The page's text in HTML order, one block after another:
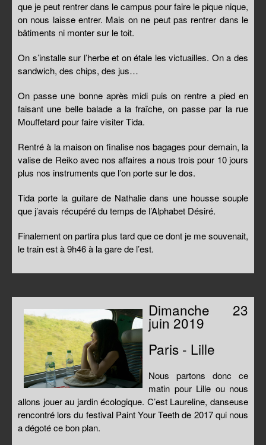
que je peut rentrer dans le campus pour faire le pique nique,
on nous laisse entrer. Mais on ne peut pas rentrer dans le
bâtiments ni monter sur le toit.
On s’installe sur l’herbe et on étale les victuailles. On a des
sandwich, des chips, des jus…
On passe une bonne après midi puis on rentre a pied en
faisant une belle balade a la fraîche, on passe par la rue
Mouffetard pour faire visiter Tida.
Rentré à la maison on finalise nos bagages pour demain, la
valise de Reiko avec nos affaires a nous trois pour 10 jours
plus nos instruments que l’on porte sur le dos.
Tida porte la guitare de Nathalie dans une housse souple
que j’avais récupéré du temps de l’Alphabet Désiré.
Finalement on partira plus tard que ce dont je me souvenait,
le train est à 9h46 à la gare de l’est.
Dimanche 23
juin 2019
Paris - Lille
Nous partons donc ce
matin pour Lille ou nous
allons jouer au jardin écologique. C’est Laureline, danseuse
rencontré lors du festival Paint Your Teeth de 2017 qui nous
a dégoté ce bon plan.